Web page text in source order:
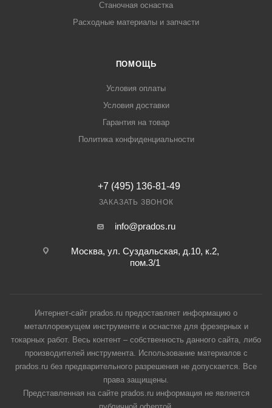
Станочная оснастка
Расходные материалы и запчасти
ПОМОЩЬ
Условия оплаты
Условия доставки
Гарантия на товар
Политика конфиденциальности
+7 (495) 136-81-49
ЗАКАЗАТЬ ЗВОНОК
info@prados.ru
Москва, ул. Суздальская, д.10, к.2,
пом.3/1
Интернет-сайт prados.ru предоставляет информацию о
металлорежущем инструменте и оснастке для фрезерных и
токарных работ. Весь контент – собственность данного сайта, либо
производителей инструмента. Использование материалов с
prados.ru без предварительного разрешения не допускается. Все
права защищены.
Представленная на сайте prados.ru информация не является